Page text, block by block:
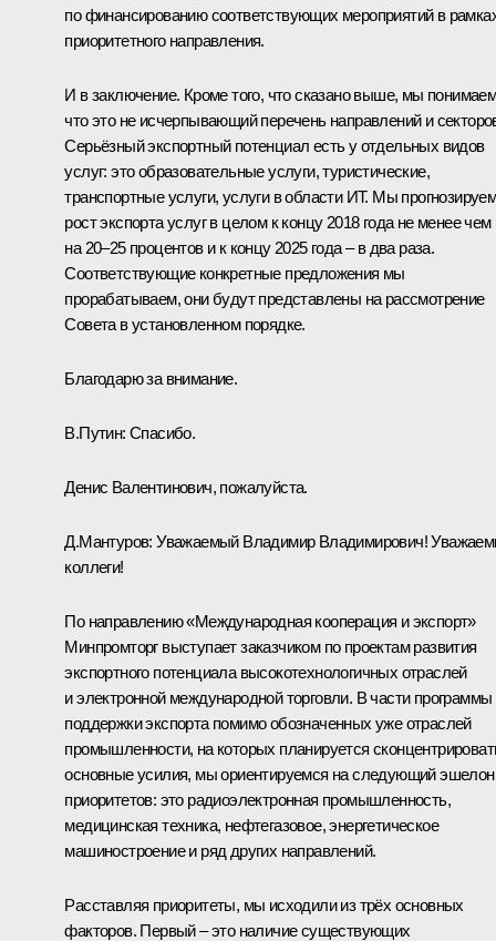
по финансированию соответствующих мероприятий в
приоритетного направления.
И в заключение. Кроме того, что сказано выше, мы
что это не исчерпывающий перечень направлений и
Серьёзный экспортный потенциал есть у отдельных видов
услуг: это образовательные услуги, туристические,
транспортные услуги, услуги в области ИТ. Мы
рост экспорта услуг в целом к концу 2018 года не менее чем
на 20–25 процентов и к концу 2025 года – в два раза.
Соответствующие конкретные предложения мы
прорабатываем, они будут представлены на рассмотрение
Совета в установленном порядке.
Благодарю за внимание.
В.Путин: Спасибо.
Денис Валентинович, пожалуйста.
Д.Мантуров: Уважаемый Владимир Владимирович!
коллеги!
По направлению «Международная кооперация и экспорт»
Минпромторг выступает заказчиком по проектам развития
экспортного потенциала высокотехнологичных отраслей
и электронной международной торговли. В части программы
поддержки экспорта помимо обозначенных уже отраслей
промышленности, на которых планируется
основные усилия, мы ориентируемся на следующий эшелон
приоритетов: это радиоэлектронная промышленность,
медицинская техника, нефтегазовое, энергетическое
машиностроение и ряд других направлений.
Расставляя приоритеты, мы исходили из трёх основных
факторов. Первый – это наличие существующих